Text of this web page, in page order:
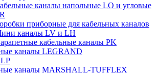
каналы напольные LO и угловые
приборные для кабельных каналов
каналы LV и LH
кабельные каналы PK
каналы LEGRAND
каналы MARSHALL-TUFFLEX